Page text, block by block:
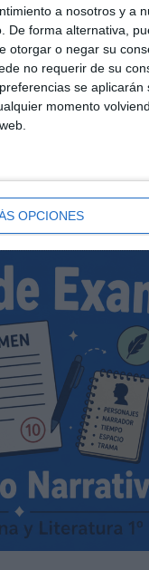
a nosotros y a
De forma alternativa,
otorgar o negar su
no requerir de su
se
momento
OPCIONES
literaria,elementos de la
examen lengua, género
ESO
literatura española
,